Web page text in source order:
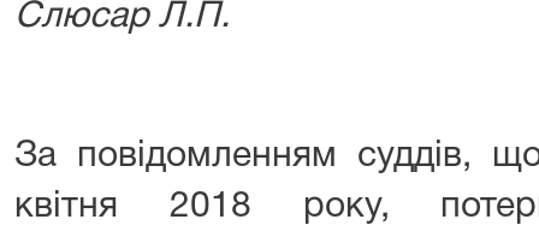
Слюсар Л.П.
За повідомленням суддів,
квітня 2018 року,